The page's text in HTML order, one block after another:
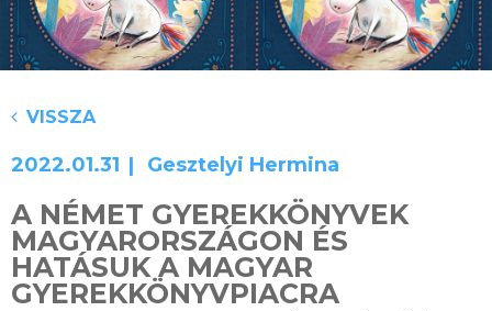
VISSZA
2022.01.31 Gesztelyi Hermina
A NÉMET GYEREKKÖNYVEK
MAGYARORSZÁGON ÉS
HATÁSUK A MAGYAR
GYEREKKÖNYVPIACRA